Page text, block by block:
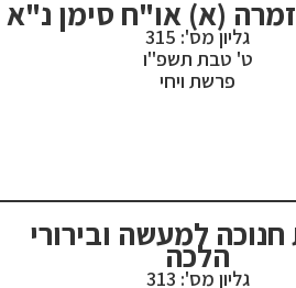
(א) או"ח סימן נ"א
גליון מס': 315
ט' טבת תשפ"ו
פרשת ויחי
למעשה ובירורי
הלכה
גליון מס': 313